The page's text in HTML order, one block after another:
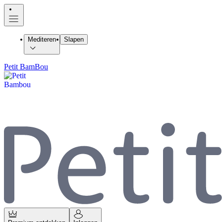
Mediteren Slapen
Petit BamBou